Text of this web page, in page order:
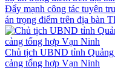
Đẩy mạnh công tác tuyên
án trọng điểm trên địa bàn
Chủ tịch UBND tỉnh
cảng tổng hợp Vạn Ninh